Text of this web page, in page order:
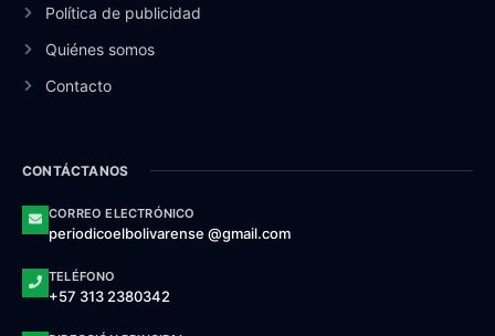
Política de publicidad
Quiénes somos
Contacto
CONTÁCTANOS
CORREO ELECTRÓNICO
periodicoelbolivarense @gmail.com
TELÉFONO
+57 313 2380342